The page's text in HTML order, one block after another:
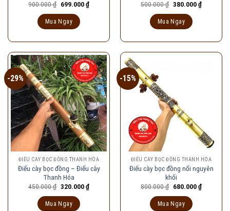
900.000₫ Giá
900.000 ₫.
699.000₫Giá
hiện
Mua Ngay
500.000₫ Giá
500.000 ₫.
380.000₫Giá
hiện
Mua Ngay
-29%
ĐIẾU CÀY BỌC ĐỒNG THANH HÓA
Điếu cày bọc đồng – Điếu cày
Thanh Hóa
450.000₫ Giá
là:
450.000 ₫.
320.000₫Giá
hiện
Mua Ngay
-15%
ĐIẾU CÀY BỌC ĐỒNG THANH HÓA
Điếu cày bọc đồng nổi nguyên
khối
800.000₫ Giá
là:
800.000 ₫.
680.000₫Giá
hiện
Mua Ngay